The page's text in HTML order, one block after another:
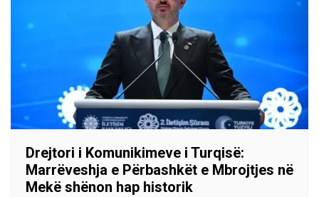
Drejtori i Komunikimeve i Turqisë:
Marrëveshja e Përbashkët e Mbrojtjes në
Mekë shënon hap historik